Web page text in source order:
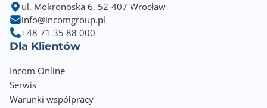
ul. Mokronoska 6, 52-407 Wrocław
info@incomgroup.pl
+48 71 35 88 000
Dla Klientów
Incom Online
Serwis
Warunki współpracy